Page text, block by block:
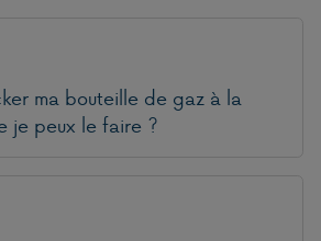
ma bouteille de gaz à la
je peux le faire ?